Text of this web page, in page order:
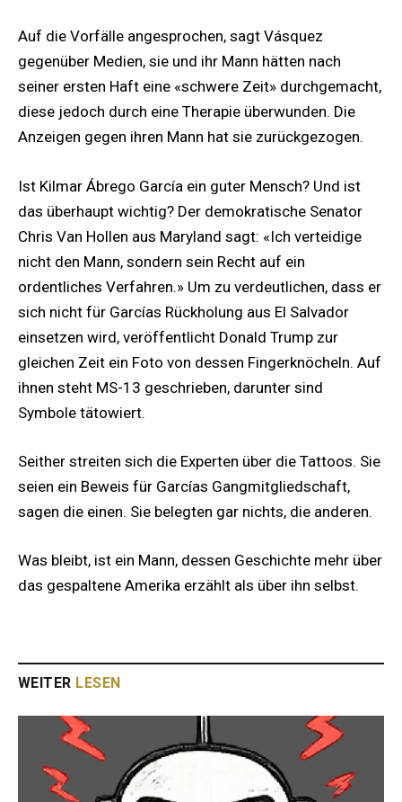
Auf die Vorfälle angesprochen, sagt Vásquez
gegenüber Medien, sie und ihr Mann hätten nach
seiner ersten Haft eine «schwere Zeit» durchgemacht,
diese jedoch durch eine Therapie überwunden. Die
Anzeigen gegen ihren Mann hat sie zurückgezogen.
Ist Kilmar Ábrego García ein guter Mensch? Und ist
das überhaupt wichtig? Der demokratische Senator
Chris Van Hollen aus Maryland sagt: «Ich verteidige
nicht den Mann, sondern sein Recht auf ein
ordentliches Verfahren.» Um zu verdeutlichen, dass er
sich nicht für Garcías Rückholung aus El Salvador
einsetzen wird, veröffentlicht Donald Trump zur
gleichen Zeit ein Foto von dessen Fingerknöcheln. Auf
ihnen steht MS-13 geschrieben, darunter sind
Symbole tätowiert.
Seither streiten sich die Experten über die Tattoos. Sie
seien ein Beweis für Garcías Gangmitgliedschaft,
sagen die einen. Sie belegten gar nichts, die anderen.
Was bleibt, ist ein Mann, dessen Geschichte mehr über
das gespaltene Amerika erzählt als über ihn selbst.
WEITER LESEN